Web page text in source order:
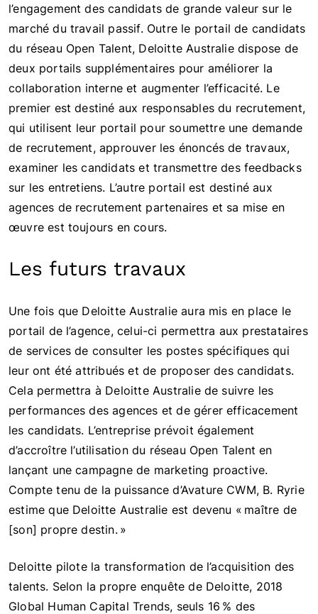
l’engagement des candidats de grande valeur sur le
marché du travail passif. Outre le portail de candidats
du réseau Open Talent, Deloitte Australie dispose de
deux portails supplémentaires pour améliorer la
collaboration interne et augmenter l’efficacité. Le
premier est destiné aux responsables du recrutement,
qui utilisent leur portail pour soumettre une demande
de recrutement, approuver les énoncés de travaux,
examiner les candidats et transmettre des feedbacks
sur les entretiens. L’autre portail est destiné aux
agences de recrutement partenaires et sa mise en
œuvre est toujours en cours.
Les futurs travaux
Une fois que Deloitte Australie aura mis en place le
portail de l’agence, celui-ci permettra aux prestataires
de services de consulter les postes spécifiques qui
leur ont été attribués et de proposer des candidats.
Cela permettra à Deloitte Australie de suivre les
performances des agences et de gérer efficacement
les candidats. L’entreprise prévoit également
d’accroître l’utilisation du réseau Open Talent en
lançant une campagne de marketing proactive.
Compte tenu de la puissance d’Avature CWM, B. Ryrie
estime que Deloitte Australie est devenu « maître de
[son] propre destin. »
Deloitte pilote la transformation de l’acquisition des
talents. Selon la propre enquête de Deloitte, 2018
Global Human Capital Trends, seuls 16 % des